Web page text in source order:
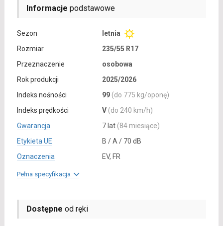
Informacje podstawowe
Sezon
letnia
Rozmiar
235/55 R17
Przeznaczenie
osobowa
Rok produkcji
2025/2026
Indeks nośności
99 (do 775 kg/oponę)
Indeks prędkości
V (do 240 km/h)
Gwarancja
7 lat (84 miesiące)
Etykieta UE
B / A / 70 dB
Oznaczenia
EV, FR
Pełna specyfikacja
Dostępne od ręki